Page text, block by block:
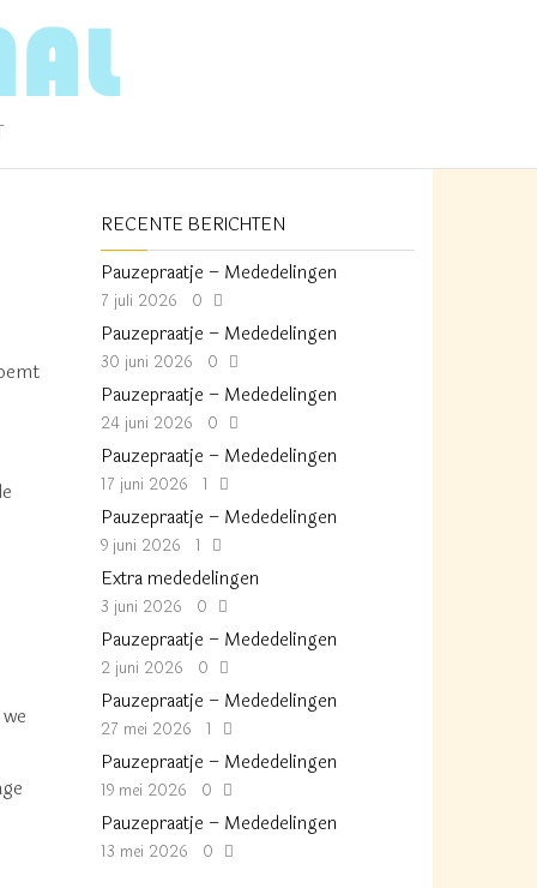
RECENTE BERICHTEN
Pauzepraatje – Mededelingen
7 juli 2026 0
Pauzepraatje – Mededelingen
30 juni 2026 0
Pauzepraatje – Mededelingen
24 juni 2026 0
Pauzepraatje – Mededelingen
17 juni 2026 1
Pauzepraatje – Mededelingen
9 juni 2026 1
Extra mededelingen
3 juni 2026 0
Pauzepraatje – Mededelingen
2 juni 2026 0
Pauzepraatje – Mededelingen
27 mei 2026 1
Pauzepraatje – Mededelingen
19 mei 2026 0
Pauzepraatje – Mededelingen
13 mei 2026 0